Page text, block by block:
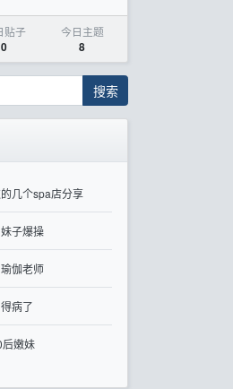
贴子
0
今日主题
8
搜索
几个spa店分享
子爆操
伽老师
病了
嫩妹